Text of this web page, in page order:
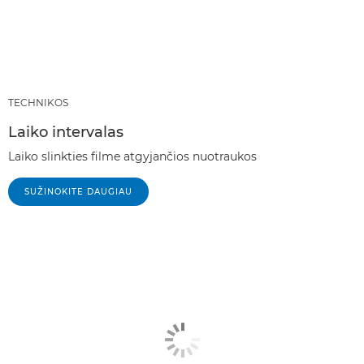
TECHNIKOS
Laiko intervalas
Laiko slinkties filme atgyjančios nuotraukos
SUŽINOKITE DAUGIAU